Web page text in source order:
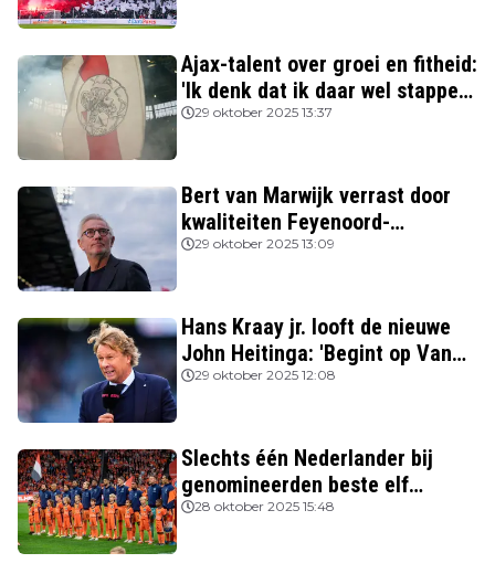
Ajax-talent over groei en fitheid:
'Ik denk dat ik daar wel stappen
in heb gezet'
29 oktober 2025 13:37
Bert van Marwijk verrast door
kwaliteiten Feyenoord-
aanvoerder: 'Niemand zag
29 oktober 2025 13:09
Hans Kraay jr. looft de nieuwe
John Heitinga: 'Begint op Van
Gaal te lijken'
29 oktober 2025 12:08
Slechts één Nederlander bij
genomineerden beste elf
FIFPRO
28 oktober 2025 15:48